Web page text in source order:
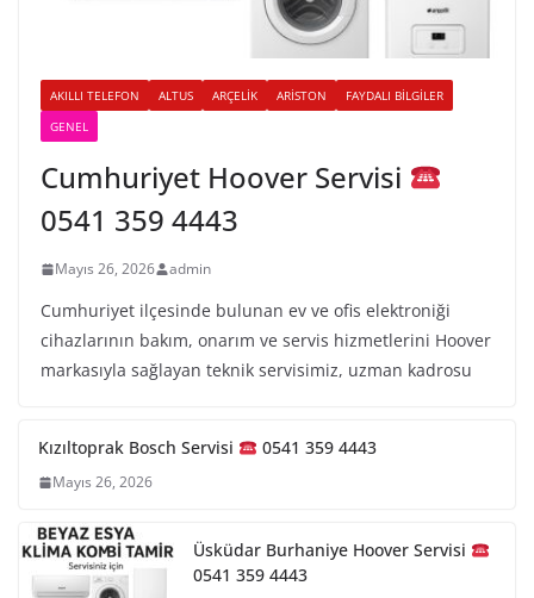
AKILLI TELEFON ALTUS ARÇELIK ARISTON
FAYDALI BILGILER
GENEL
Cumhuriyet Hoover Servisi
0541 359 4443
Mayıs 26, 2026 admin
Cumhuriyet ilçesinde bulunan ev ve ofis elektroniği
cihazlarının bakım, onarım ve servis hizmetlerini Hoover
markasıyla sağlayan teknik servisimiz, uzman kadrosu
Kızıltoprak Bosch Servisi 0541 359 4443
Mayıs 26, 2026
Üsküdar Burhaniye Hoover Servisi
0541 359 4443